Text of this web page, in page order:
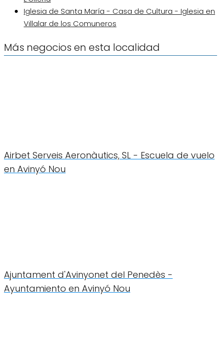
Iglesia de Santa María - Casa de Cultura - Iglesia en
Villalar de los Comuneros
Más negocios en esta localidad
Airbet Serveis Aeronàutics, SL - Escuela de vuelo
en Avinyó Nou
Ajuntament d'Avinyonet del Penedès -
Ayuntamiento en Avinyó Nou